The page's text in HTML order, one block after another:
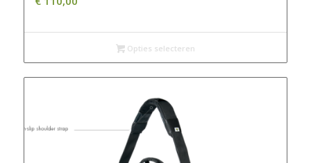
Opties selecteren